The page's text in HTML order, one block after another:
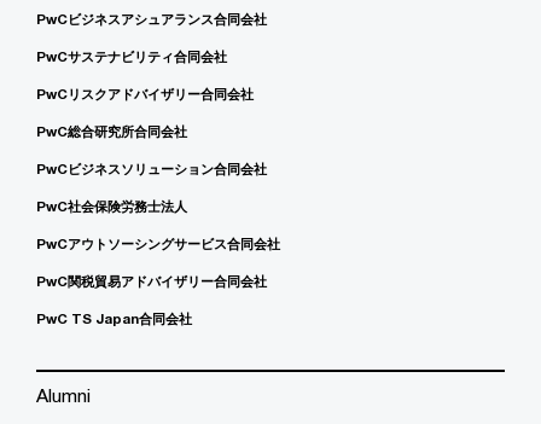
PwCビジネスアシュアランス合同会社
PwCサステナビリティ合同会社
PwCリスクアドバイザリー合同会社
PwC総合研究所合同会社
PwCビジネスソリューション合同会社
PwC社会保険労務士法人
PwCアウトソーシングサービス合同会社
PwC関税貿易アドバイザリー合同会社
PwC TS Japan合同会社
Alumni